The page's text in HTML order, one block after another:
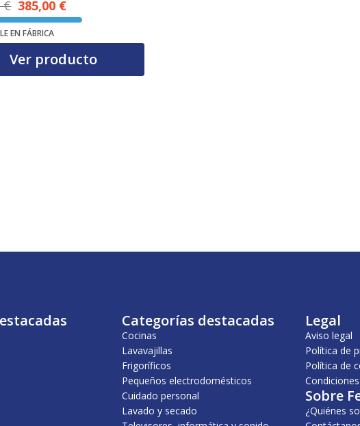
€
El precio original era: 452,00 €.
385,00 €
El precio actual es: 385,00 €.
EN FÁBRICA
Ver producto
Categorías destacadas
Cocinas
Lavavajillas
Frigoríficos
Pequeños electrodomésticos
Cuidado personal
Lavado y secado
Legal
Aviso legal
Política de
Política de
Sobre
¿Quiénes